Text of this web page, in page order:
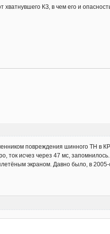
КЗ, в чем его и
повреждения шинного ТН
ток исчез через 47 мс,
экраном. Давно было, в